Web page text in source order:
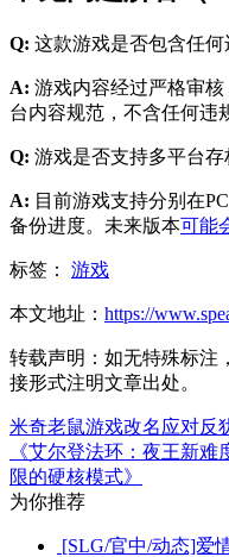
Q: 这款游戏是否包含任何
A: 游戏内容经过严格审
台内容规范，不含任何违
Q: 游戏是否支持多平台存
A: 目前游戏支持分别在
备份进度。未来版本可能
标签： 游戏
本文地址： https://
转载声明： 如无特殊标注
接形式注明文章出处。
米奇老鼠游戏改名应对反
《艾尔登法环：夜王新
限的硬核模式》
为你推荐
[SLG/官中/动态]爱